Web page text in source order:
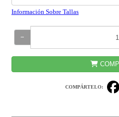
Información Sobre Tallas
−
COMPÁRTELO: